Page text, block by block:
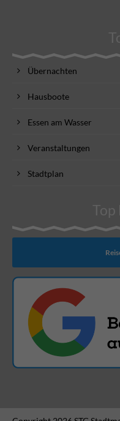
Übernachten
Hausboote
Essen am Wasser
Veranstaltungen
Stadtplan
Top